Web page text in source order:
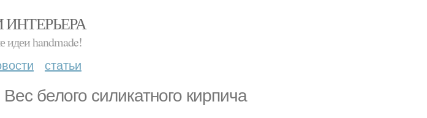
идеи handmade!
статьи
белого силикатного кирпича